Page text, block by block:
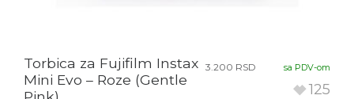
Torbica za Fujifilm Instax
Mini Evo – Roze (Gentle
3.200 RSD sa PDV-om
125